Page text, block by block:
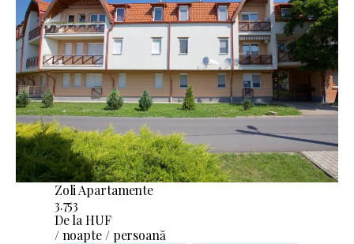
Zoli Apartamente
3.753
De la HUF
/ noapte / persoană